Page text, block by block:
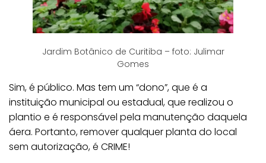
Jardim Botânico de Curitiba – foto: Julimar
Gomes
Sim, é público. Mas tem um “dono”, que é a
instituição municipal ou estadual, que realizou o
plantio e é responsável pela manutenção daquela
áera. Portanto, remover qualquer planta do local
sem autorização, é CRIME!